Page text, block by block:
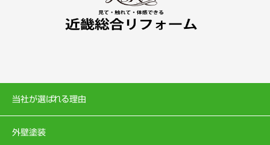
当社が選ばれる理由
外壁塗装